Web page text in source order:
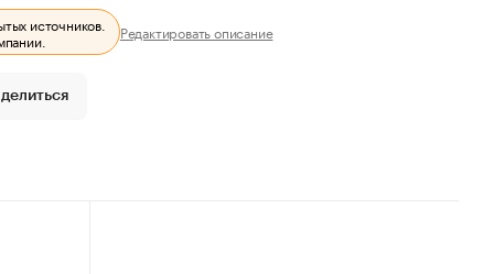
источников.
Редактировать описание